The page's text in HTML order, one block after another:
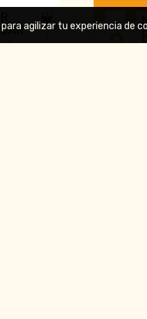
agilizar tu experiencia de